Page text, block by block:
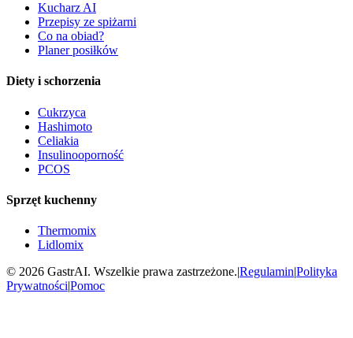
Kucharz AI
Przepisy ze spiżarni
Co na obiad?
Planer posiłków
Diety i schorzenia
Cukrzyca
Hashimoto
Celiakia
Insulinooporność
PCOS
Sprzęt kuchenny
Thermomix
Lidlomix
© 2026 GastrAI. Wszelkie prawa zastrzeżone.|Regulamin|Polityka
Prywatności|Pomoc